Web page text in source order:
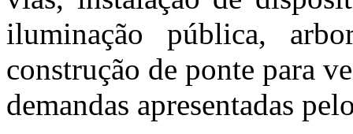
iluminação pública,
construção de ponte para
demandas apresentadas